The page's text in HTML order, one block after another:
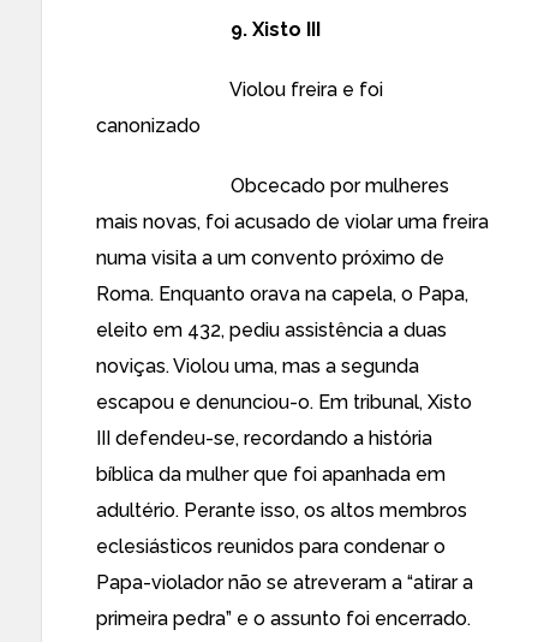
9. Xisto III
Violou freira e foi
canonizado
Obcecado por mulheres
mais novas, foi acusado de violar uma freira
numa visita a um convento próximo de
Roma. Enquanto orava na capela, o Papa,
eleito em 432, pediu assistência a duas
noviças. Violou uma, mas a segunda
escapou e denunciou-o. Em tribunal, Xisto
III defendeu-se, recordando a história
bíblica da mulher que foi apanhada em
adultério. Perante isso, os altos membros
eclesiásticos reunidos para condenar o
Papa-violador não se atreveram a “atirar a
primeira pedra” e o assunto foi encerrado.